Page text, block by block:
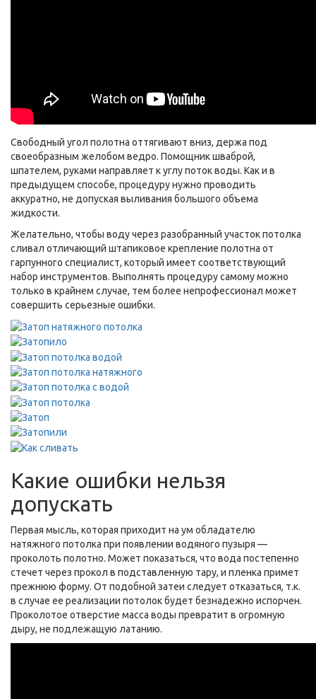
Свободный угол полотна оттягивают вниз, держа под
своеобразным желобом ведро. Помощник шваброй,
шпателем, руками направляет к углу поток воды. Как и в
предыдущем способе, процедуру нужно проводить
аккуратно, не допуская выливания большого объема
жидкости.
Желательно, чтобы воду через разобранный участок потолка
сливал отличающий штапиковое крепление полотна от
гарпунного специалист, который имеет соответствующий
набор инструментов. Выполнять процедуру самому можно
только в крайнем случае, тем более непрофессионал может
совершить серьезные ошибки.
Какие ошибки нельзя
допускать
Первая мысль, которая приходит на ум обладателю
натяжного потолка при появлении водяного пузыря —
проколоть полотно. Может показаться, что вода постепенно
стечет через прокол в подставленную тару, и пленка примет
прежнюю форму. От подобной затеи следует отказаться, т.к.
в случае ее реализации потолок будет безнадежно испорчен.
Проколотое отверстие масса воды превратит в огромную
дыру, не подлежащую латанию.